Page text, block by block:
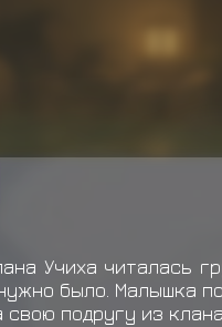
Учиха читалась
было. Малышка
подругу из